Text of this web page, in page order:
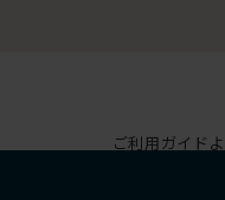
ご利用ガイド